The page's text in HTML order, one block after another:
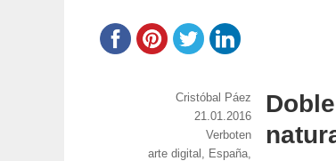
https://www.experimenta.es/
paez/
Cristóbal Páez
Publicado
21.01.2016
Categorías
Verboten
Etiquetas
arte digital España